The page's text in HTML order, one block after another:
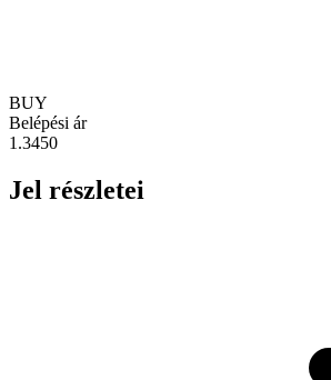
BUY
Belépési ár
1.3450
Jel részletei